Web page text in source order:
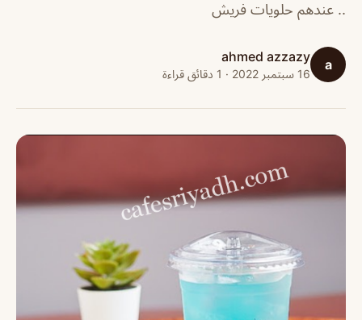
.. عندهم حلويات فريش
a
ahmed azzazy
16 سبتمبر 2022 · 1 دقائق قراءة